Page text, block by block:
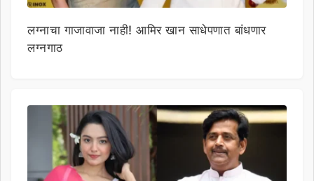
लग्नाचा गाजावाजा नाही! आमिर खान साधेपणात बांधणार
लग्नगाठ